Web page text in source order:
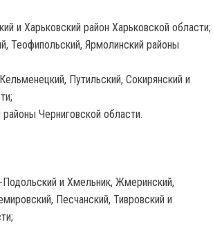
и Харьковский район Харьковской области;
Теофипольский, Ярмолинский районы
Путильский, Сокирянский и
Черниговской области.
и Хмельник, Жмеринский,
Песчанский, Тивровский и